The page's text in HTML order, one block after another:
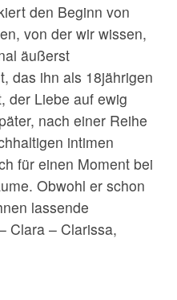
den Beginn von
von der wir wissen,
äußerst
das ihn als 18jährigen
der Liebe auf ewig
nach einer Reihe
intimen
für einen Moment bei
Obwohl er schon
lassende
Clara – Clarissa,